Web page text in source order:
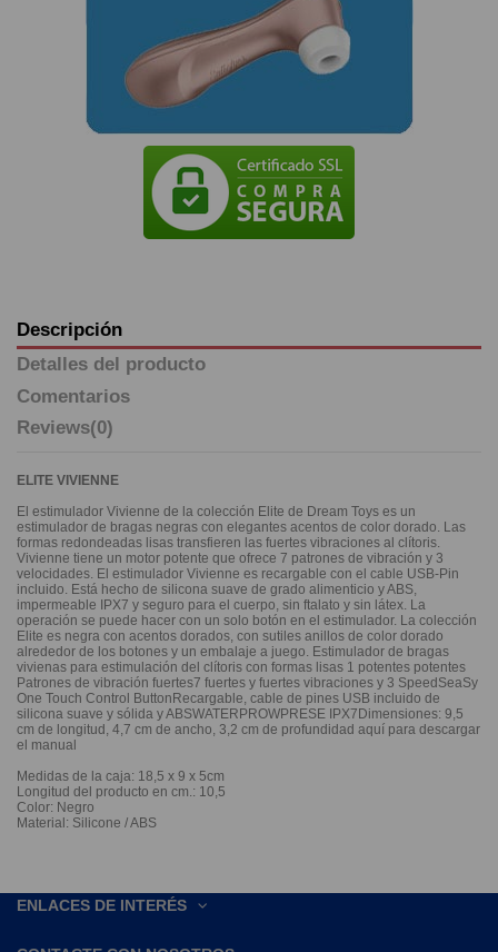
Descripción
Detalles del producto
Comentarios
Reviews(0)
ELITE VIVIENNE
El estimulador Vivienne de la colección Elite de Dream Toys es un
estimulador de bragas negras con elegantes acentos de color dorado. Las
formas redondeadas lisas transfieren las fuertes vibraciones al clítoris.
Vivienne tiene un motor potente que ofrece 7 patrones de vibración y 3
velocidades. El estimulador Vivienne es recargable con el cable USB-Pin
incluido. Está hecho de silicona suave de grado alimenticio y ABS,
impermeable IPX7 y seguro para el cuerpo, sin ftalato y sin látex. La
operación se puede hacer con un solo botón en el estimulador. La colección
Elite es negra con acentos dorados, con sutiles anillos de color dorado
alrededor de los botones y un embalaje a juego. Estimulador de bragas
vivienas para estimulación del clítoris con formas lisas 1 potentes potentes
Patrones de vibración fuertes7 fuertes y fuertes vibraciones y 3 SpeedSeaSy
One Touch Control ButtonRecargable, cable de pines USB incluido de
silicona suave y sólida y ABSWATERPROWPRESE IPX7Dimensiones: 9,5
cm de longitud, 4,7 cm de ancho, 3,2 cm de profundidad aquí para descargar
el manual
Medidas de la caja: 18,5 x 9 x 5cm
Longitud del producto en cm.: 10,5
Color: Negro
Material: Silicone / ABS
ENLACES DE INTERÉS